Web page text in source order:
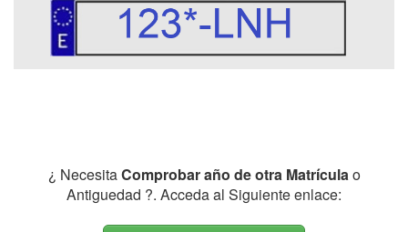
¿ NecesitaComprobar año de otra Matrículao
Antiguedad ?. Acceda al Siguiente enlace: